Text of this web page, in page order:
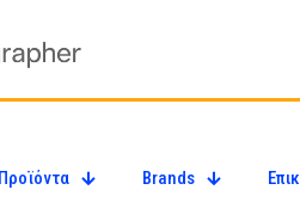
Προϊόντα Brands